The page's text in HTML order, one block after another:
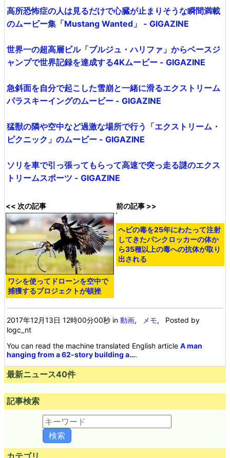
高所恐怖症の人は見るだけで心臓が止まりそうな瞬間満載
のムービー集「Mustang Wanted」 - GIGAZINE
世界一の超高層ビル「ブルジュ・ハリファ」からベースジ
ャンプで世界記録を達成する4Kムービー - GIGAZINE
急斜面を自分で起こした雪崩と一緒に滑るエクストリーム
パラスキーイングのムービー - GIGAZINE
猛獣の隣や空中など過激な場所で行う「エクストリーム・
ピクニック」のムービー - GIGAZINE
ソリを車で引っ張ってもらって高速で突っ走る謎のエクス
トリームスポーツ - GIGAZINE
<< 次の記事
ワシを使ってドローンを空中で
捕獲するプロジェクトが頓挫
前の記事 >>
ヘビの毒を25年にわたって注射
してきたパンクロッカーの体か
ら35種以上の毒への抗体が取り
出される
2017年12月13日 12時00分00秒 in動画, メモ, Posted by
logc_nt
You can read the machine translated English articleA man
hanging from a 62-story building a….
最新ニュース40件
記事検索
カテゴリ